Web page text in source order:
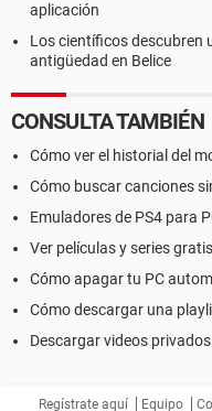
aplicación
Los científicos descubren
antigüedad en Belice
CONSULTA TAMBIÉN
Cómo ver el historial del
Cómo buscar canciones
Emuladores de PS4 para
Ver películas y series
Cómo apagar tu PC
Cómo descargar una
Descargar videos
Regístrate aquí Equipo